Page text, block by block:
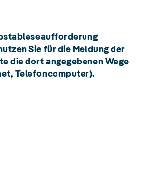
Sie für die Meldung der
die dort angegebenen Wege
Telefoncomputer).